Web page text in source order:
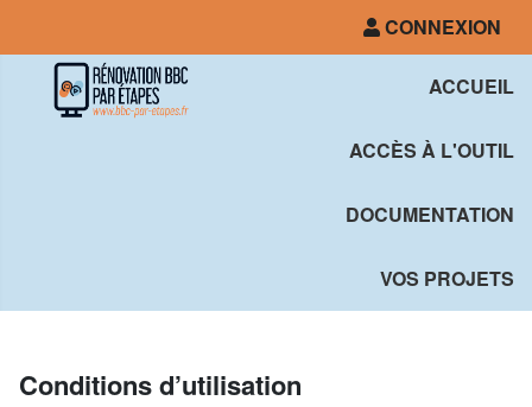
CONNEXION
ACCUEIL
ACCÈS À L'OUTIL
DOCUMENTATION
VOS PROJETS
Conditions d’utilisation